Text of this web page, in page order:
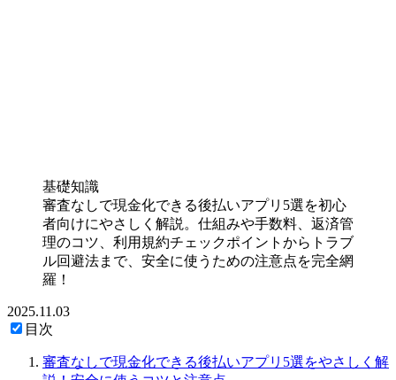
基礎知識
審査なしで現金化できる後払いアプリ5選を初心
者向けにやさしく解説。仕組みや手数料、返済管
理のコツ、利用規約チェックポイントからトラブ
ル回避法まで、安全に使うための注意点を完全網
羅！
2025.11.03
目次
審査なしで現金化できる後払いアプリ5選をやさしく解